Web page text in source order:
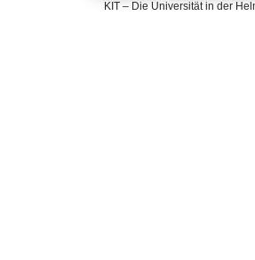
KIT – Die Universität in der